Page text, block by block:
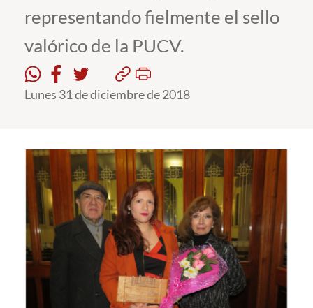
Alumni
English
representando fielmente el sello
valórico de la PUCV.
Lunes 31 de diciembre de 2018